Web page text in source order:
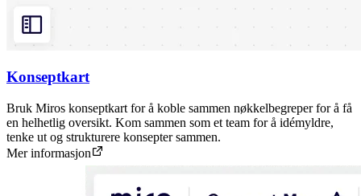
Konseptkart
Bruk Miros konseptkart for å koble sammen nøkkelbegreper for å få
en helhetlig oversikt. Kom sammen som et team for å idémyldre,
tenke ut og strukturere konsepter sammen.
Mer informasjon